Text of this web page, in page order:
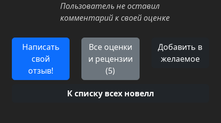
Пользователь не оставил
комментарий к своей оценке
Написать
свой
отзыв!
Все оценки
и рецензии
(5)
Добавить в
желаемое
К списку всех новелл